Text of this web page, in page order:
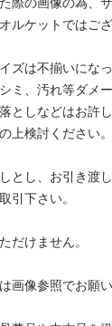
ルケットではご
ズは不揃いになっ
ミ、汚れ等ダメ
としなどはお許し
上検討ください。
とし、お引き渡
引下さい。
だけません。
画像参照でお願い